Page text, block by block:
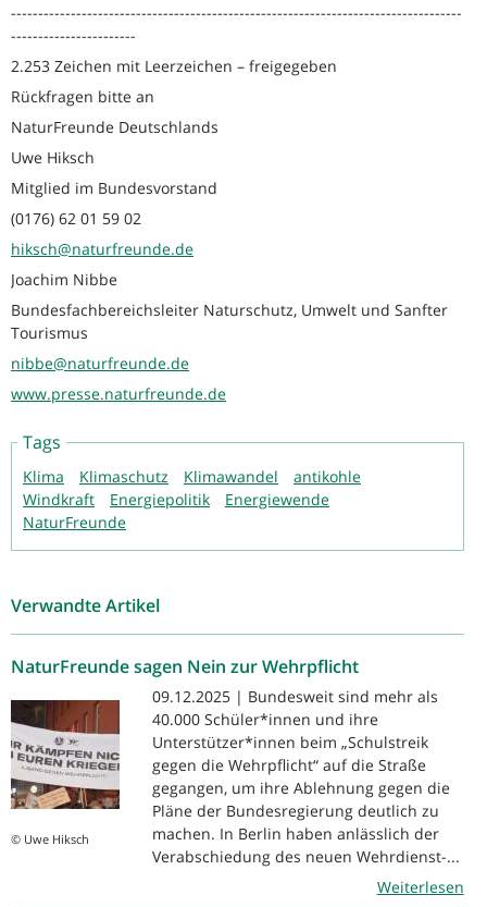
-----------------------------------------------------------------------------------
-----------------------
2.253 Zeichen mit Leerzeichen – freigegeben
Rückfragen bitte an
NaturFreunde Deutschlands
Uwe Hiksch
Mitglied im Bundesvorstand
(0176) 62 01 59 02
hiksch@naturfreunde.de
Joachim Nibbe
Bundesfachbereichsleiter Naturschutz, Umwelt und Sanfter
Tourismus
nibbe@naturfreunde.de
www.presse.naturfreunde.de
Tags
Klima Klimaschutz Klimawandel
antikohle
Windkraft
Energiepolitik
Energiewende
NaturFreunde
Verwandte Artikel
NaturFreunde sagen Nein zur Wehrpflicht
© Uwe Hiksch
09.12.2025 | Bundesweit sind mehr als
40.000 Schüler*innen und ihre
Unterstützer*innen beim „Schulstreik
gegen die Wehrpflicht“ auf die Straße
gegangen, um ihre Ablehnung gegen die
Pläne der Bundesregierung deutlich zu
machen. In Berlin haben anlässlich der
Verabschiedung des neuen Wehrdienst-...
Weiterlesen